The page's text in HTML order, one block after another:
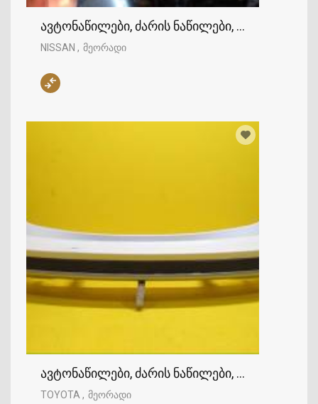
ავტონაწილები, ძარის ნაწილები, სარკეები,
NISSAN მეორადი
ავტონაწილები, ძარის ნაწილები, უკანა
TOYOTA მეორადი